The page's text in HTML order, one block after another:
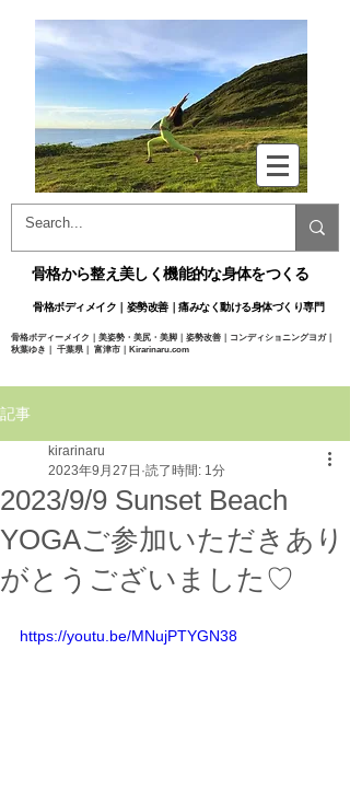
骨格から整え美しく機能的な身体をつくる
骨格ボディメイク｜姿勢改善｜痛みなく動ける身体づくり専門​
骨格ボディーメイク｜美姿勢・美尻・美脚｜姿勢改善｜コンディショニングヨガ｜
秋葉ゆき｜ 千葉県｜ 富津市｜Kirarinaru.com
記事
2023/9/9 Sunset Beach
YOGAご参加いただきあり
がとうございました♡
kirarinaru
2023年9月27日 読了時間: 1分
https://youtu.be/MNujPTYGN38